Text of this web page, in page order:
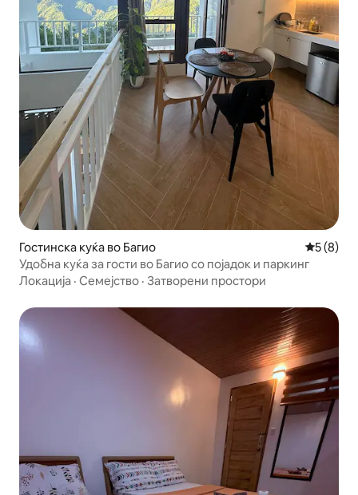
Гостинска куќа во Багио
5 (8)
Удобна куќа за гости во Багио со појадок и паркинг
Локација · Семејство · Затворени простори